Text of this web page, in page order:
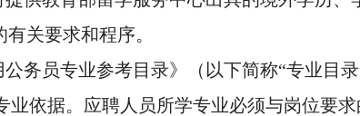
关要求和程序。
务员专业参考目录》（以下简称“专业目
依据。应聘人员所学专业必须与岗位要